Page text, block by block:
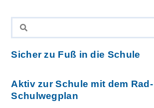
Sicher zu Fuß in die Schule
Aktiv zur Schule mit dem Rad-
Schulwegplan